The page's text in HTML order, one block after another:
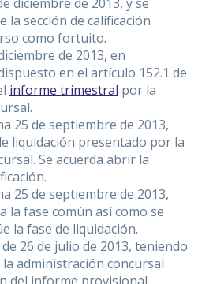
la sección de calificación
como fortuito.
de 2013, en
en el artículo 152.1 de
informe trimestral por la
25 de septiembre de 2013,
liquidación presentado por la
Se acuerda abrir la
25 de septiembre de 2013,
la fase común así como se
la fase de liquidación.
de 26 de julio de 2013, teniendo
administración concursal